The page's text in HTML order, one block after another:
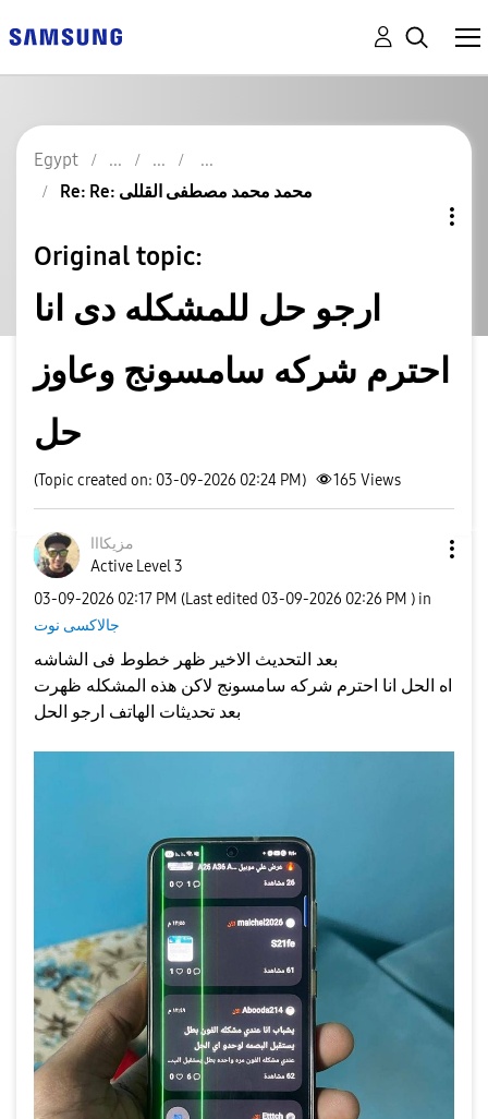
Egypt
Re: Re: محمد محمد مصطفى القللى
Original topic:
ارجو حل للمشكله دى انا
احترم شركه سامسونج وعاوز
حل
(Topic created on: 03-09-2026 02:24 PM) 165 Views
مزيكااا
Active Level 3
‎03-09-2026 02:17 PM (Last edited ‎03-09-2026 02:26 PM ) in
جالاكسى نوت
اه الحل انا احترم شركه سامسونج لاكن هذه المشكله ظهرت